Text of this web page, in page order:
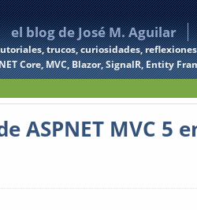
el blog de José M. Aguilar
trucos, curiosidades,
Core, MVC, Blazor, SignalR, Entity
ASPNET MVC 5